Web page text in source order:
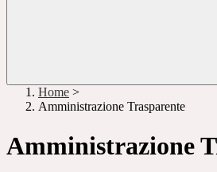
Home >
Amministrazione Trasparente
Amministrazione